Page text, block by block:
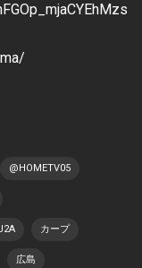
@HOMETV05
カープ
広島